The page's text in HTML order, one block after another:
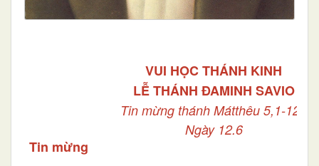
VUI HỌC THÁNH KINH
LỄ THÁNH ĐAMINH SAVIO
Tin mừng thánh Mátthêu 5,1-12a
Ngày 12.6
Tin mừng